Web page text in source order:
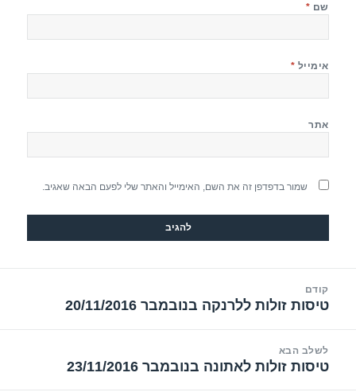
שם *
אימייל *
אתר
שמור בדפדפן זה את השם, האימייל והאתר שלי לפעם הבאה שאגיב.
קודם
הפוסט
טיסות זולות ללרנקה בנובמבר 20/11/2016
לשלב הבא
הפוסט
טיסות זולות לאתונה בנובמבר 23/11/2016